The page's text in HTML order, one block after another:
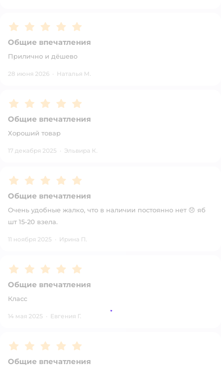
Рейтинг:5
Общие впечатления
Прилично и дёшево
28 июня 2026 · Наталья М.
Рейтинг:5
Общие впечатления
Хороший товар
17 декабря 2025 · Эльвира К.
Рейтинг:5
Общие впечатления
Очень удобные жалко, что в наличии постоянно нет 😞 яб
шт 15-20 взела.
11 ноября 2025 · Ирина П.
Рейтинг:5
Общие впечатления
Класс
14 мая 2025 · Евгения Г.
Рейтинг:5
Общие впечатления